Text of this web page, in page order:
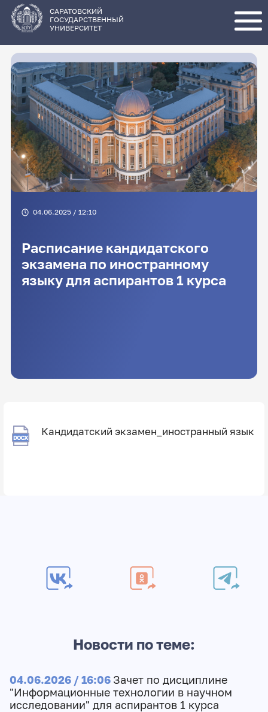
основному
содержанию
САРАТОВСКИЙ
ГОСУДАРСТВЕННЫЙ
УНИВЕРСИТЕТ
04.06.2025 / 12:10
Расписание кандидатского
экзамена по иностранному
языку для аспирантов 1 курса
Кандидатский экзамен_иностранный язык
Новости по теме:
04.06.2026 / 16:06 Зачет по дисциплине
"Информационные технологии в научном
исследовании" для аспирантов 1 курса